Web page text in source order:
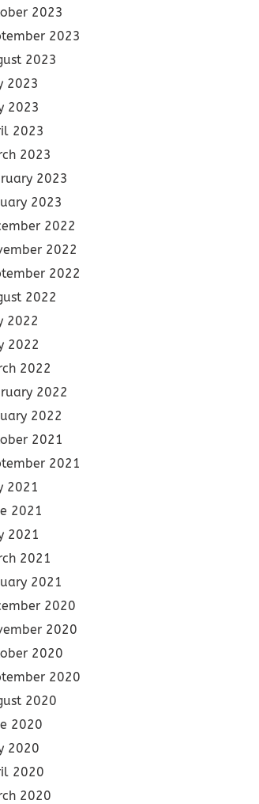
2023
2023
2023
2023
2023
2023
2023
2023
2023
2022
2022
2022
2022
2022
2022
2022
2022
2022
2021
2021
2021
2021
2021
2021
2021
2020
2020
2020
2020
2020
2020
2020
2020
2020